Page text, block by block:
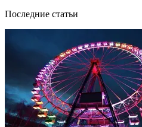
Последние статьи